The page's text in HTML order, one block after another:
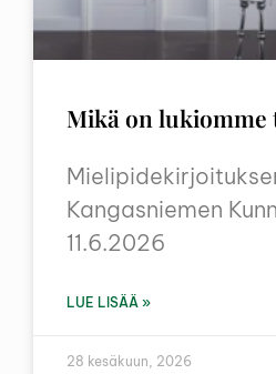
Mikä on lukiomme
Kangasniemen
11.6.2026
LUE LISÄÄ »
28 kesäkuun, 2026